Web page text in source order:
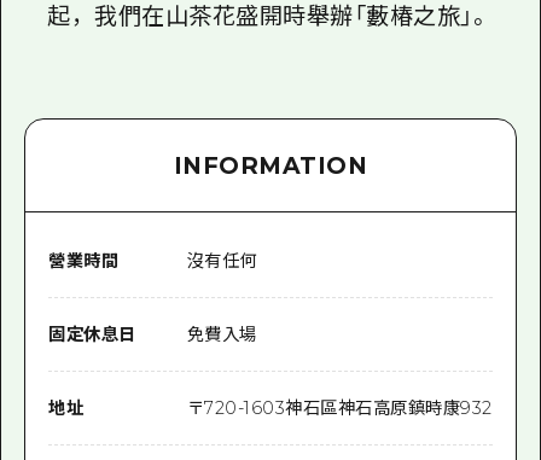
起，我們在山茶花盛開時舉辦「藪椿之旅」。
INFORMATION
營業時間 沒有任何
固定休息日 免費入場
地址 〒720-1603神石區神石高原鎮時康932